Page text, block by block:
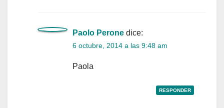
Paolo Perone dice:
6 octubre, 2014 a las 9:48 am
Paola
RESPONDER